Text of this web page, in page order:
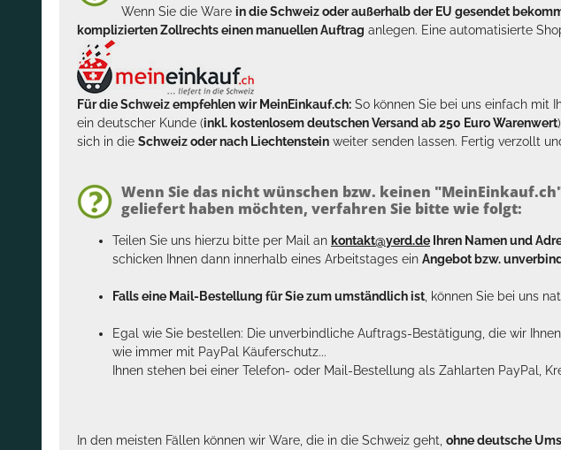
Wenn Sie die Ware in die Schweiz oder außerhalb der EU gesendet
komplizierten Zollrechts einen manuellen Auftrag anlegen. Eine automatisierte
Für die Schweiz empfehlen wir MeinEinkauf.ch: So können Sie bei uns einfach mit
ein deutscher Kunde (inkl. kostenlosem deutschen Versand ab 250 Euro Warenwert
sich in die Schweiz oder nach Liechtenstein weiter senden lassen. Fertig verzollt
Wenn Sie das nicht wünschen bzw. keinen
geliefert haben möchten, verfahren Sie bitte wie folgt:
Teilen Sie uns hierzu bitte per Mail an kontakt@yerd.de Ihren Namen und
schicken Ihnen dann innerhalb eines Arbeitstages ein Angebot bzw.
Falls eine Mail-Bestellung für Sie zum umständlich ist , können Sie bei uns
Egal wie Sie bestellen: Die unverbindliche Auftrags-Bestätigung, die wir
wie immer mit PayPal Käuferschutz...
Ihnen stehen bei einer Telefon- oder Mail-Bestellung als Zahlarten PayPal,
In den meisten Fällen können wir Ware, die in die Schweiz geht, ohne deutsche